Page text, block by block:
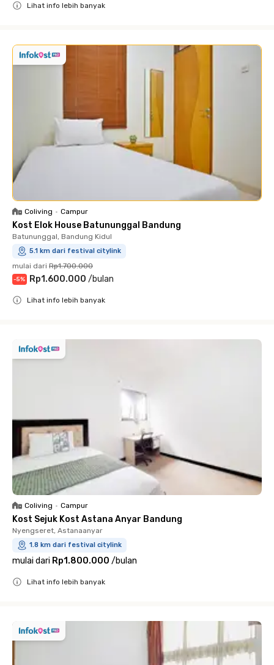
Lihat info lebih banyak
Coliving • Campur
Kost Elok House Batununggal Bandung
Batununggal, Bandung Kidul
5.1 km dari festival citylink
mulai dari Rp1.700.000
-5% Rp1.600.000 /bulan
Lihat info lebih banyak
Coliving • Campur
Kost Sejuk Kost Astana Anyar Bandung
Nyengseret, Astanaanyar
1.8 km dari festival citylink
mulai dari Rp1.800.000 /bulan
Lihat info lebih banyak